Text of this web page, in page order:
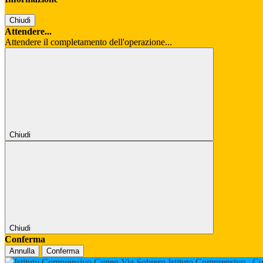
Chiudi
Attendere...
Attendere il completamento dell'operazione...
Chiudi
Chiudi
Conferma
Annulla Conferma